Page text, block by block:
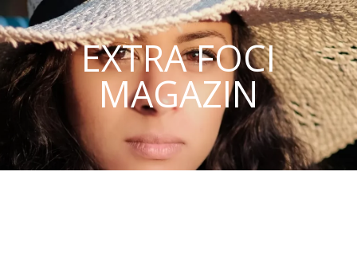
EXTRA FOCI
MAGAZIN